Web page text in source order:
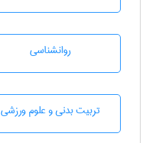
روانشناسی
تربيت بدنی و علوم ورزشی